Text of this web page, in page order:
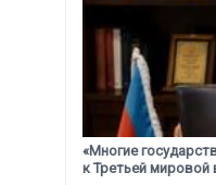
«Многие
к Третьей мировой